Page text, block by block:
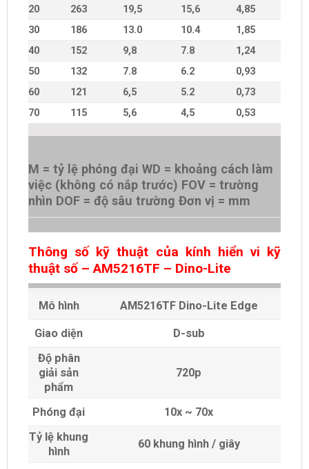
20 263 19,5 15,6
4,85
30
186 13.0 10.4
1,85
40
152 9,8 7.8
1,24
50
132 7.8 6.2
0,93
60
121 6,5 5.2
0,73
70
115 5,6 4,5 0,53
M = tỷ lệ phóng đại WD = khoảng cách làm
việc (không có nắp trước) FOV = trường
nhìn DOF = độ sâu trường Đơn vị = mm
Thông số kỹ thuật của kính hiển vi kỹ
thuật số – AM5216TF – Dino-Lite
Mô hình AM5216TF Dino-Lite Edge
Giao diện
D-sub
Độ phân
giải sản
phẩm
720p
Phóng đại
10x ~ 70x
Tỷ lệ khung
hình
60 khung hình / giây